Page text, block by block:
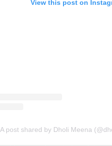
View this post on
A post shared by Dholi Meena